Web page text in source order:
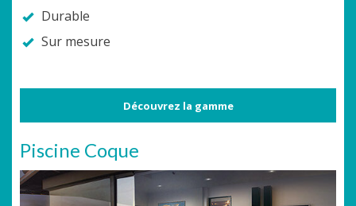
Durable
Sur mesure
Découvrez la gamme
Piscine Coque